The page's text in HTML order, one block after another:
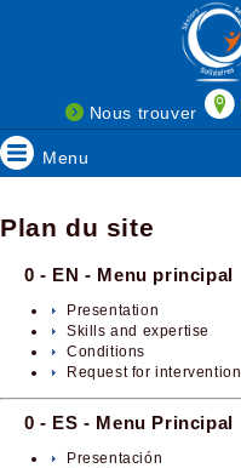
Nous trouver
Menu
Plan du site
0 - EN - Menu principal
Presentation
Skills and expertise
Conditions
Request for intervention
0 - ES - Menu Principal
Presentación